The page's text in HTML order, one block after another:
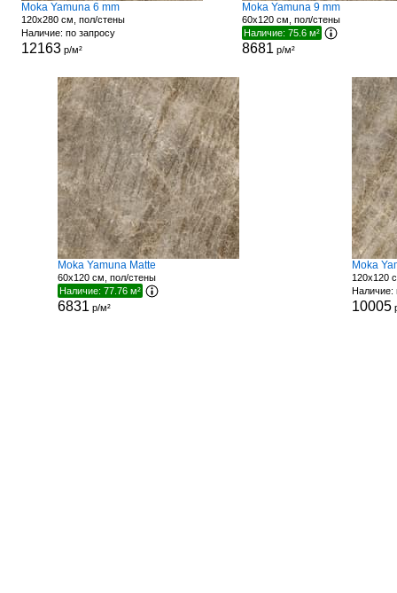
Moka Yamuna 6 mm
120x280 см, пол/стены
Наличие: по запросу
12163р/м²
Moka Yamuna 9 mm
60x120 см, пол/стены
Наличие: 75.6 м²
8681 р/м²
Moka Yamuna Matte
60x120 см, пол/стены
Наличие: 77.76 м²
6831 р/м²
Moka
120x120
Наличие:
10005